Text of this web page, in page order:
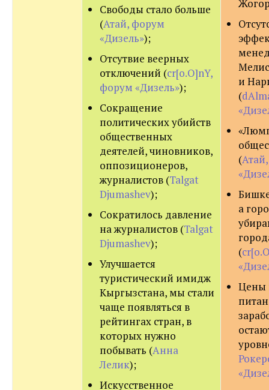
Свободы стало больше
(Атай, форум
«Дизель»);
Отсутвие веерных
отключений (cr[o.O]nY,
форум «Дизель»);
Сокращение
политических убийств
общественных
деятелей, чиновников,
оппозиционеров,
журналистов (Talgat
Djumashev);
Сократилось давление
на журналистов (Talgat
Djumashev);
Улучшается
туристический имидж
Кыргызстана, мы стали
чаще появляться в
рейтингах стран, в
которых нужно
побывать (Анна
Лелик);
Искусственное
и
(
(
а
(
Цены